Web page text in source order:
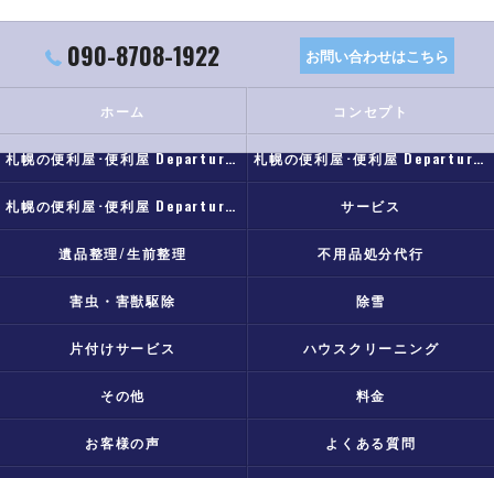
090-8708-1922 お問い合わせはこちら
ホーム コンセプト
札幌の便利屋･便利屋 Departureの口コミ情報 札幌の便利屋･便利屋 Departureの評判
札幌の便利屋･便利屋 Departureのお客様の声 サービス
遺品整理/生前整理 不用品処分代行
害虫・害獣駆除 除雪
片付けサービス ハウスクリーニング
その他 料金
お客様の声 よくある質問